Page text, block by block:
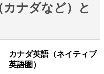
ナダなど）と
カナダ英語（ネイティブ
英語圏）